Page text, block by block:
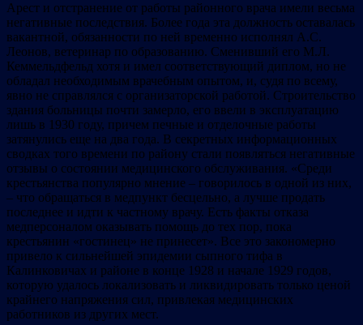
Арест и отстранение от работы районного врача имели весьма
негативные последствия. Более года эта должность оставалась
вакантной, обязанности по ней временно исполнял А.С.
Леонов, ветеринар по образованию. Сменивший его М.Л.
Кеммельдфельд хотя и имел соответствующий диплом, но не
обладал необходимым врачебным опытом, и, судя по всему,
явно не справлялся с организаторской работой. Строительство
здания больницы почти замерло, его ввели в эксплуатацию
лишь в 1930 году, причем печные и отделочные работы
затянулись еще на два года. В секретных информационных
сводках того времени по району стали появляться негативные
отзывы о состоянии медицинского обслуживания. «Среди
крестьянства популярно мнение – говорилось в одной из них,
– что обращаться в медпункт бесцельно, а лучше продать
последнее и идти к частному врачу. Есть факты отказа
медперсоналом оказывать помощь до тех пор, пока
крестьянин «гостинец» не принесет». Все это закономерно
привело к сильнейшей эпидемии сыпного тифа в
Калинковичах и районе в конце 1928 и начале 1929 годов,
которую удалось локализовать и ликвидировать только ценой
крайнего напряжения сил, привлекая медицинских
работников из других мест.